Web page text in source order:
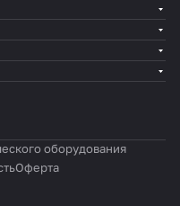
оборудования
Оферта